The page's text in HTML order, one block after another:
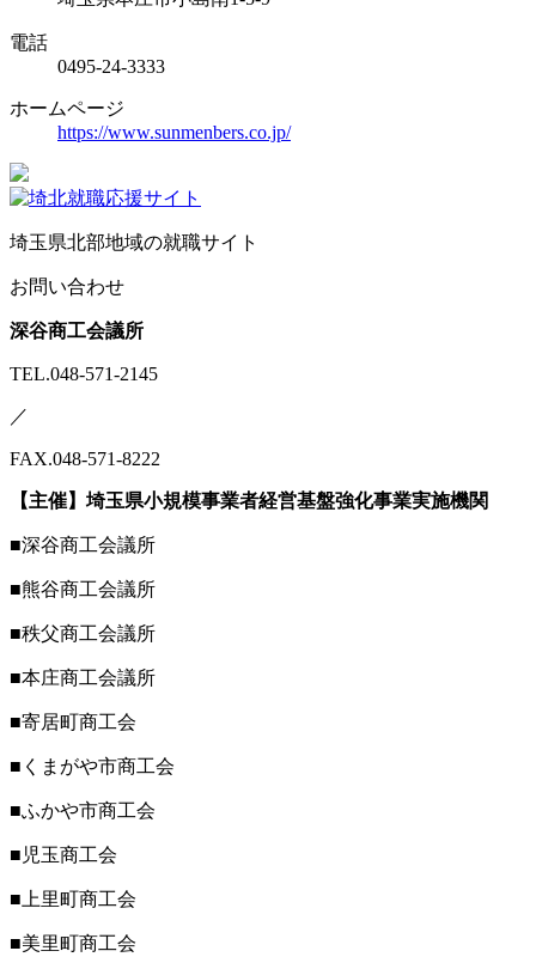
電話
0495-24-3333
ホームページ
https://www.sunmenbers.co.jp/
埼玉県北部地域の就職サイト
お問い合わせ
深谷商工会議所
TEL.048-571-2145
／
FAX.048-571-8222
【主催】埼玉県小規模事業者経営基盤強化事業実施機関
■深谷商工会議所
■熊谷商工会議所
■秩父商工会議所
■本庄商工会議所
■寄居町商工会
■くまがや市商工会
■ふかや市商工会
■児玉商工会
■上里町商工会
■美里町商工会